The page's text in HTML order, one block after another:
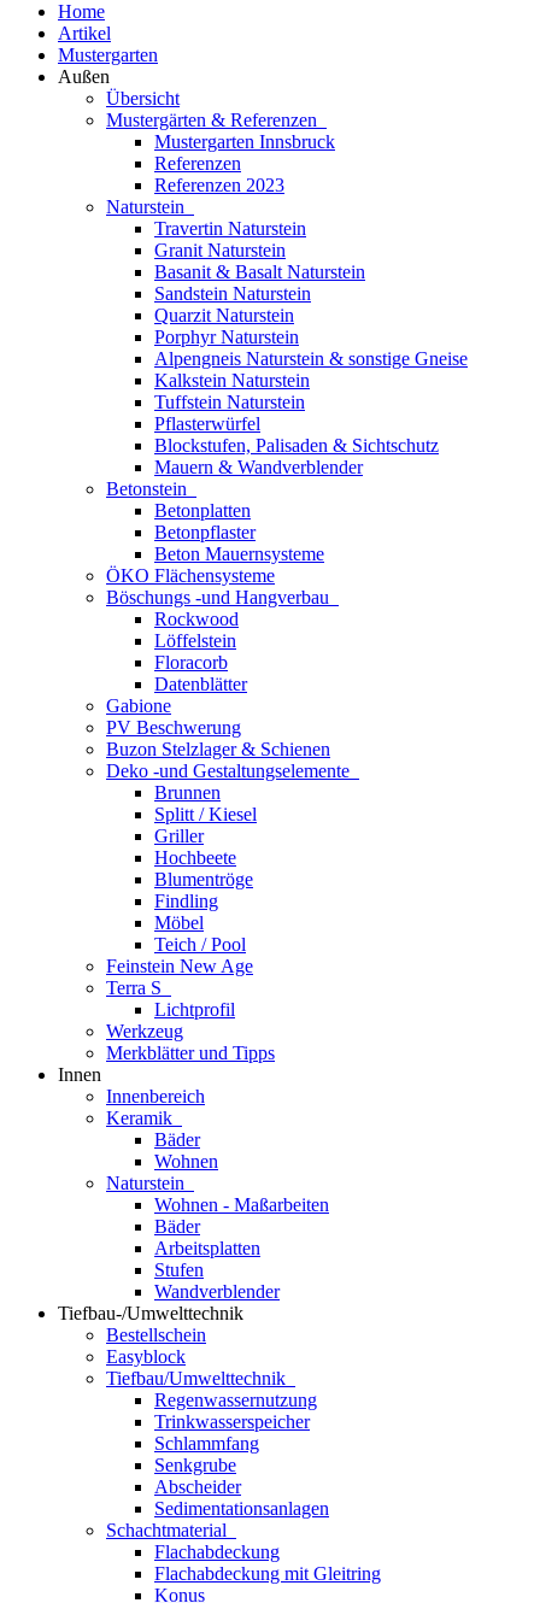
Home
Artikel
Mustergarten
Außen
Übersicht
Mustergärten & Referenzen
Mustergarten Innsbruck
Referenzen
Referenzen 2023
Naturstein
Travertin Naturstein
Granit Naturstein
Basanit & Basalt Naturstein
Sandstein Naturstein
Quarzit Naturstein
Porphyr Naturstein
Alpengneis Naturstein & sonstige Gneise
Kalkstein Naturstein
Tuffstein Naturstein
Pflasterwürfel
Blockstufen, Palisaden & Sichtschutz
Mauern & Wandverblender
Betonstein
Betonplatten
Betonpflaster
Beton Mauernsysteme
ÖKO Flächensysteme
Böschungs -und Hangverbau
Rockwood
Löffelstein
Floracorb
Datenblätter
Gabione
PV Beschwerung
Buzon Stelzlager & Schienen
Deko -und Gestaltungselemente
Brunnen
Splitt / Kiesel
Griller
Hochbeete
Blumentröge
Findling
Möbel
Teich / Pool
Feinstein New Age
Terra S
Lichtprofil
Werkzeug
Merkblätter und Tipps
Innen
Innenbereich
Keramik
Bäder
Wohnen
Naturstein
Wohnen - Maßarbeiten
Bäder
Arbeitsplatten
Stufen
Wandverblender
Tiefbau-/Umwelttechnik
Bestellschein
Easyblock
Tiefbau/Umwelttechnik
Regenwassernutzung
Trinkwasserspeicher
Schlammfang
Senkgrube
Abscheider
Sedimentationsanlagen
Schachtmaterial
Flachabdeckung
Flachabdeckung mit Gleitring
Konus